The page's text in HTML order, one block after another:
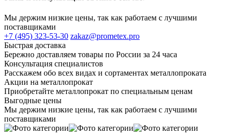
Мы держим низкие цены, так как работаем с лучшими
поставщиками
+7 (495) 323-53-30 zakaz@prometex.pro
Быстрая доставка
Бережно доставляем товары по России за 24 часа
Консультация специалистов
Расскажем обо всех видах и сортаментах металлопроката
Акции на металлопрокат
Приобретайте металлопрокат по специальным ценам
Выгодные цены
Мы держим низкие цены, так как работаем с лучшими
поставщиками